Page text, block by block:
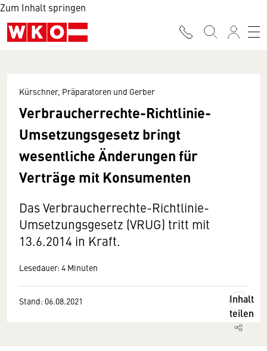
Zum Inhalt springen
Kürschner, Präparatoren und Gerber
Verbraucherrechte-Richtlinie-
Umsetzungsgesetz bringt
wesentliche Änderungen für
Verträge mit Konsumenten
Das Verbraucherrechte-Richtlinie-
Umsetzungsgesetz (VRUG) tritt mit
13.6.2014 in Kraft.
Lesedauer: 4 Minuten
Stand: 06.08.2021
Inhalt
teilen